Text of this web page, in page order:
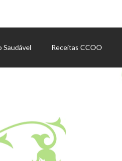
Saudável Receitas CCOO